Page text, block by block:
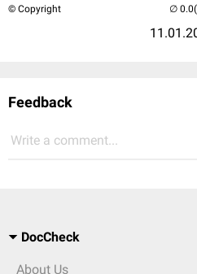
© Copyright
Feedback
Write a comment...
DocCheck
About Us